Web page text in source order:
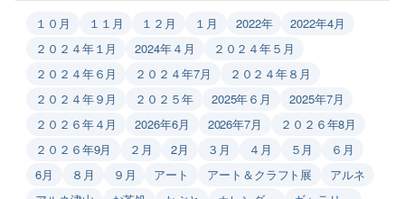
１０月 １１月 １２月 １月 2022年
2022年4月
２０２４年１月
2024年４月
２０２４年５月
２０２４年６月
２０２４年7月
２０２４年８月
２０２４年９月
２０２５年 2025年６月
2025年7月
２０２６年４月
2026年6月 2026年7月
２０２６年8月
２０２６年9月
２月 2月 ３月 ４月 ５月
６月
6月
８月 ９月 アート アート＆クラフト展
アルネ